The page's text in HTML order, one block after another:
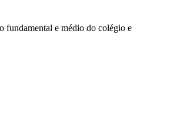
fundamental e médio do colégio e